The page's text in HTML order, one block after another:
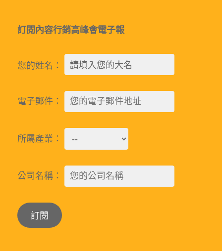
訂閱內容行銷高峰會電子報
您的姓名：
電子郵件：
所屬產業：
公司名稱：